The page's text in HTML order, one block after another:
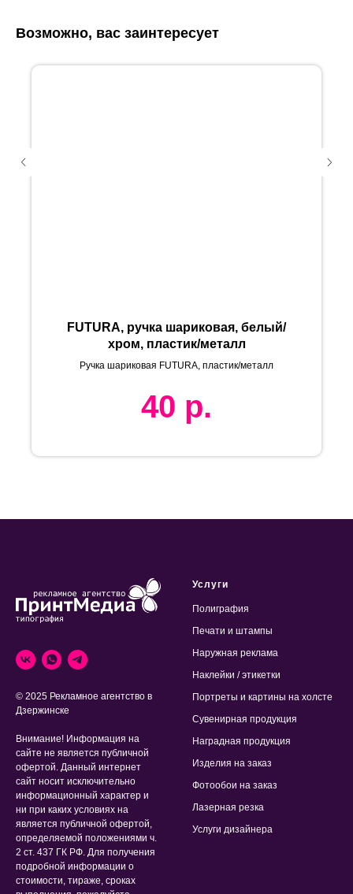
Возможно, вас заинтересует
FUTURA, ручка шариковая, белый/
хром, пластик/металл
Ручка шариковая FUTURA, пластик/металл
40 р.
© 2025 Рекламное агентство в
Дзержинске
Внимание! Информация на
сайте не является публичной
офертой. Данный интернет
сайт носит исключительно
информационный характер и
ни при каких условиях на
является публичной офертой,
определяемой положениями ч.
2 ст. 437 ГК РФ. Для получения
подробной информации о
стоимости, тираже, сроках
Услуги
Полиграфия
Печати и штампы
Наружная реклама
Наклейки / этикетки
Портреты и картины на холсте
Сувенирная продукция
Наградная продукция
Изделия на заказ
Фотообои на заказ
Лазерная резка
Услуги дизайнера